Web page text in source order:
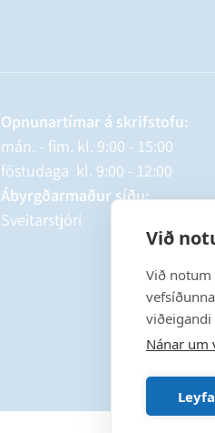
Við
Við
viðeigandi
Nánar um
Opnunartímar á skrifstofu:
mán. - fim. kl. 9:00 - 15:00
föstudaga kl. 9:00 - 12:00
Ábyrgðarmaður síðu:
Sveitarstjóri